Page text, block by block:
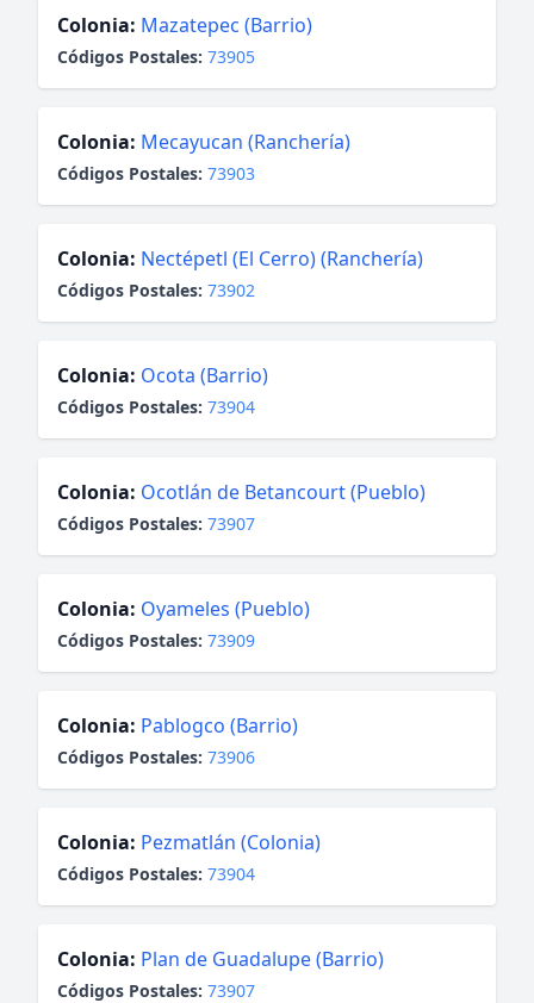
Colonia: Mazatepec (Barrio)
Códigos Postales: 73905
Colonia: Mecayucan (Ranchería)
Códigos Postales: 73903
Colonia: Nectépetl (El Cerro) (Ranchería)
Códigos Postales: 73902
Colonia: Ocota (Barrio)
Códigos Postales: 73904
Colonia: Ocotlán de Betancourt (Pueblo)
Códigos Postales: 73907
Colonia: Oyameles (Pueblo)
Códigos Postales: 73909
Colonia: Pablogco (Barrio)
Códigos Postales: 73906
Colonia: Pezmatlán (Colonia)
Códigos Postales: 73904
Colonia: Plan de Guadalupe (Barrio)
Códigos Postales: 73907